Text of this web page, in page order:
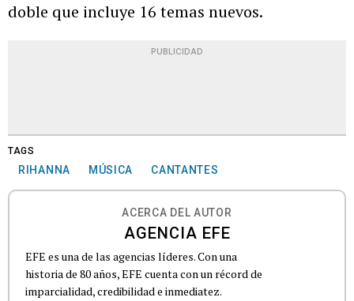
doble que incluye 16 temas nuevos.
PUBLICIDAD
TAGS
RIHANNA MÚSICA CANTANTES
ACERCA DEL AUTOR
AGENCIA EFE
EFE es una de las agencias líderes. Con una
historia de 80 años, EFE cuenta con un récord de
imparcialidad, credibilidad e inmediatez.